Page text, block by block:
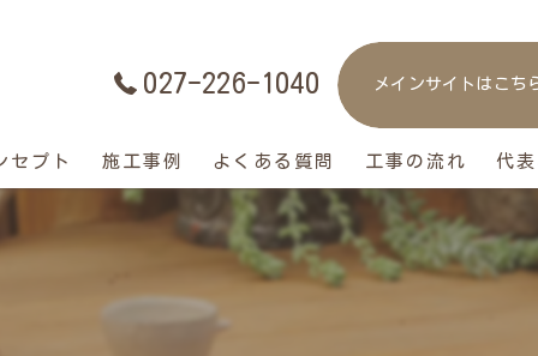
027-226-1040 メインサイトはこち
セプト 施工事例 よくある質問 工事の流れ 代